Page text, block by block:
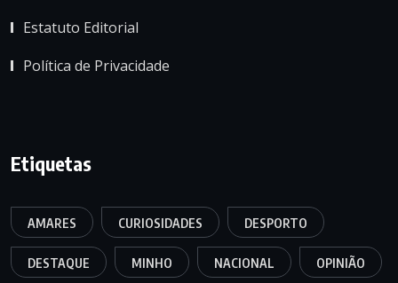
Estatuto Editorial
Política de Privacidade
Etiquetas
AMARES CURIOSIDADES DESPORTO
DESTAQUE MINHO NACIONAL OPINIÃO